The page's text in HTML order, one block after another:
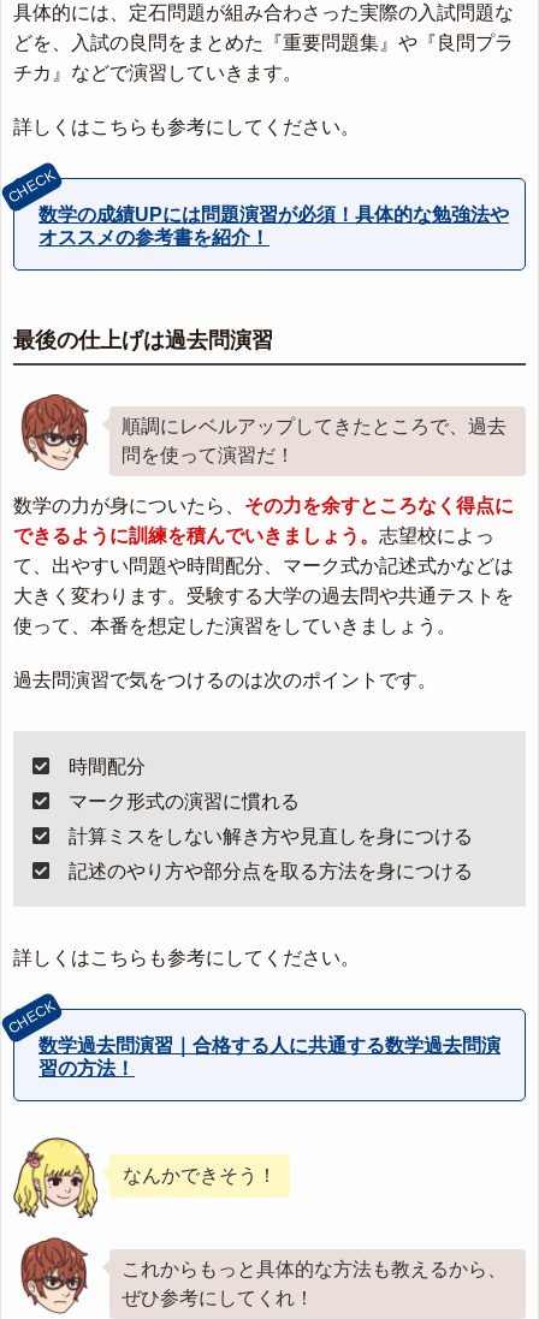
具体的には、定石問題が組み合わさった実際の入試問題な
どを、入試の良問をまとめた『重要問題集』や『良問プラ
チカ』などで演習していきます。
詳しくはこちらも参考にしてください。
数学の成績UPには問題演習が必須！具体的な勉強法や
オススメの参考書を紹介！
最後の仕上げは過去問演習
順調にレベルアップしてきたところで、過去
問を使って演習だ！
数学の力が身についたら、 その力を余すところなく得点に
できるように訓練を積んでいきましょう。 志望校によっ
て、出やすい問題や時間配分、マーク式か記述式かなどは
大きく変わります。受験する大学の過去問や共通テストを
使って、本番を想定した演習をしていきましょう。
過去問演習で気をつけるのは次のポイントです。
時間配分
マーク形式の演習に慣れる
計算ミスをしない解き方や見直しを身につける
記述のやり方や部分点を取る方法を身につける
詳しくはこちらも参考にしてください。
数学過去問演習｜合格する人に共通する数学過去問演
習の方法！
なんかできそう！
これからもっと具体的な方法も教えるから、
ぜひ参考にしてくれ！